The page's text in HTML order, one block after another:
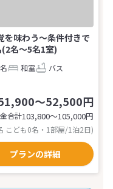
を味わう～条件付きで
名～5名1室)
和室
バス
～52,500円
合計103,800〜105,000円
こども0名・1部屋/1泊2日)
プランの詳細